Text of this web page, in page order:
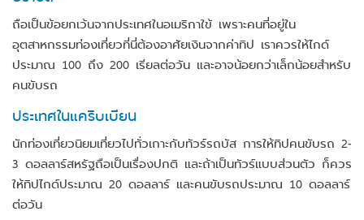
ถือเป็นข้อยกเว้นจากประเทศในอเมริกาใข้ เพราะคนที่อยู่ใน
อุตสาหกรรมท่องเที่ยวที่นี่ต้องอาศัยเงินจากค่าทิป เราควรให้ไกด์
ประมาณ 100 ถึง 200 เรียลต่อวัน และอาจน้อยกว่าเล็กน้อยสำหรับ
คนขับรถ
ประเทศในแคริบเบียน
นักท่องเที่ยวนิยมเที่ยวไปทั่วเกาะกับทัวร์รถบัส การให้ทิปคนขับรถ 2-
3 ดอลลาร์สหรัฐถือเป็นเรื่องปกติ และถ้าเป็นทัวร์แบบส่วนตัว ก็ควร
ให้ทิปไกด์ประมาณ 20 ดอลลาร์ และคนขับรถประมาณ 10 ดอลลาร์
ต่อวัน